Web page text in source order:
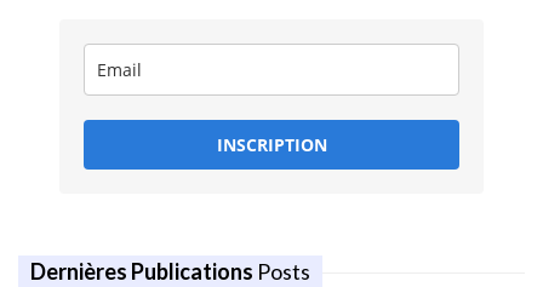
INSCRIPTION
Dernières Publications Posts